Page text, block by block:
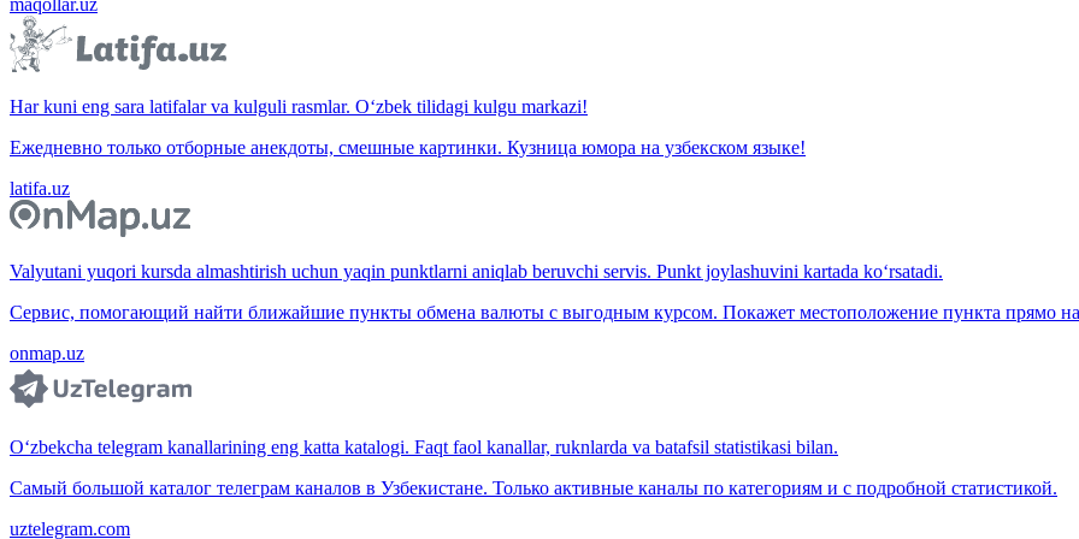
maqollar.uz
Har kuni eng sara latifalar va kulguli rasmlar. O‘zbek tilidagi kulgu markazi!
Ежедневно только отборные анекдоты, смешные картинки. Кузница юмора на узбекском языке!
latifa.uz
Valyutani yuqori kursda almashtirish uchun yaqin punktlarni aniqlab beruvchi servis. Punkt joylashuvini kartada ko‘rsatadi.
Сервис, помогающий найти ближайшие пункты обмена валюты с выгодным курсом. Покажет местоположение пункта прямо на
onmap.uz
O‘zbekcha telegram kanallarining eng katta katalogi. Faqt faol kanallar, ruknlarda va batafsil statistikasi bilan.
Самый большой каталог телеграм каналов в Узбекистане. Только активные каналы по категориям и с подробной статистикой.
uztelegram.com